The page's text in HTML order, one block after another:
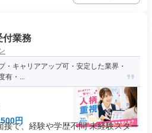
付業務
・キャリアアップ可・安定した業界・
有・...
円
接で、経験や学歴不問 未経験スター